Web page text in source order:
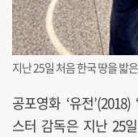
지난 25일 처음 한국 땅을 밟
공포영화 ‘유전
스터 감독은 지난 25